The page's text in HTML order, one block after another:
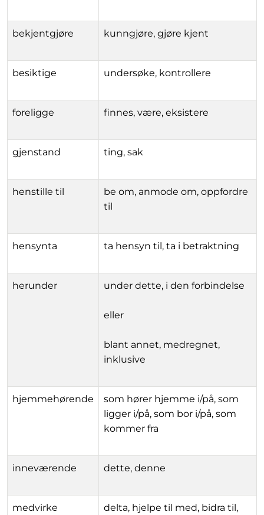
bekjentgjøre kunngjøre, gjøre kjent
besiktige undersøke, kontrollere
foreligge finnes, være, eksistere
gjenstand ting, sak
henstille til
be om, anmode om, oppfordre
til
hensynta ta hensyn til, ta i betraktning
herunder under dette, i den forbindelse
eller
blant annet, medregnet,
inklusive
hjemmehørende
som hører hjemme i/på, som
ligger i/på, som bor i/på, som
kommer fra
inneværende dette, denne
medvirke delta, hjelpe til med, bidra til,